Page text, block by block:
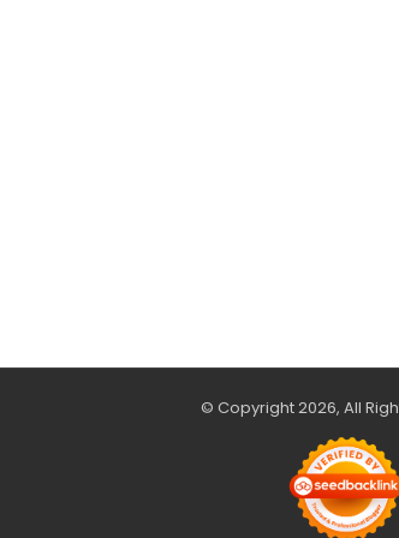
© Copyright 2026, All